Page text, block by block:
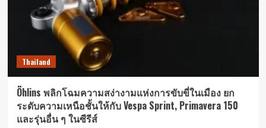
บันทึก
ความ
เข้าใจ
(MoU)
เคลื่อน
การ
เปลี่ยน
Thailand
Öhlins พลิกโฉมความสง่างามแห่งการขับขี่ในเมือง ยก
ระดับความเหนือชั้นให้กับ Vespa Sprint, Primavera 150
และรุ่นอื่น ๆ ในซีรีส์